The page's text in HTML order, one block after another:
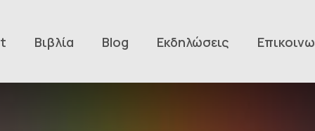
Βιβλία Blog Εκδηλώσεις